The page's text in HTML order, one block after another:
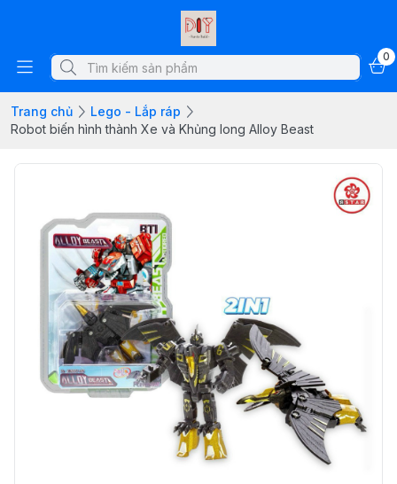
0
Trang chủ
Lego - Lắp ráp
Robot biến hình thành Xe và Khủng long Alloy Beast